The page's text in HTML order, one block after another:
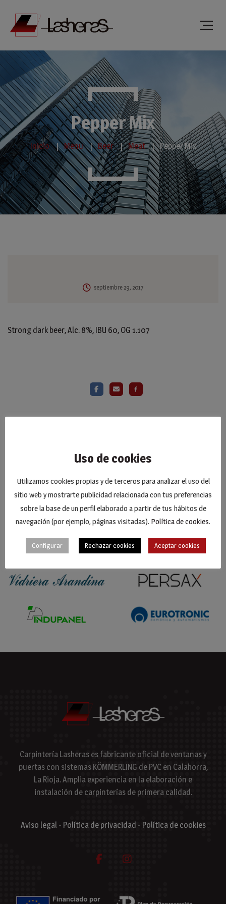
Pepper Mix
Inicio Menu Beer Meat Pepper Mix
septiembre 29, 2017
Strong dark beer, Alc. 8%, IBU 60, OG 1.107
Carpintería Lasheras es fabricante oficial de ventanas y
puertas con sistemas KÖMMERLING de PVC en Calahorra,
La Rioja. Amplia experiencia en la elaboración e
instalación de carpinterías de primera calidad.
Aviso legal - Política de privacidad - Política de cookies
Uso de cookies
Utilizamos cookies propias y de terceros para analizar el uso del
sitio web y mostrarte publicidad relacionada con tus preferencias
sobre la base de un perfil elaborado a partir de tus hábitos de
navegación (por ejemplo, páginas visitadas). Política de cookies.
Configurar Rechazar cookies Aceptar cookies